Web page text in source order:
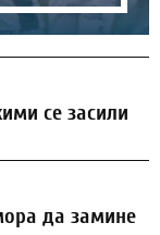
се засили
да замине